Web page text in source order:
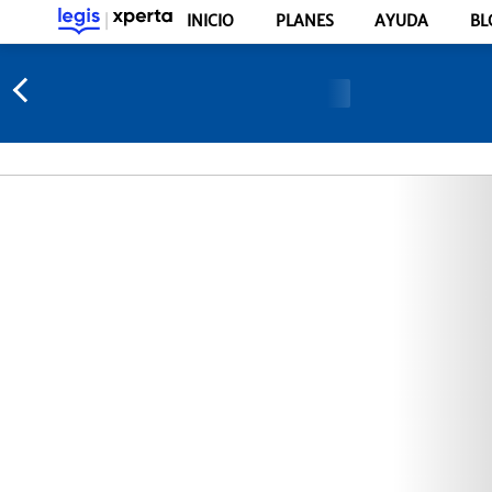
INICIO PLANES AYUDA